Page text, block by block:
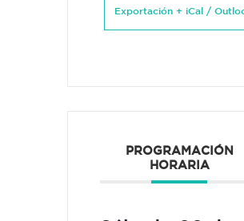
Exportación + iCal /
PROGRAMACIÓN
HORARIA